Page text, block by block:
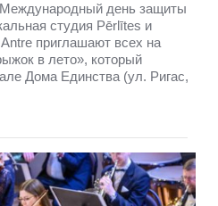
день защиты
студия Pērlītes и
приглашают всех на
в лето», который
Дома Единства (ул. Ригас,